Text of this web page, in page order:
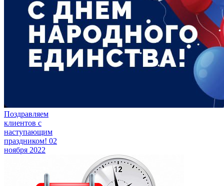
Поздравляем
клиентов с
наступающим
праздником! 02
ноября 2022